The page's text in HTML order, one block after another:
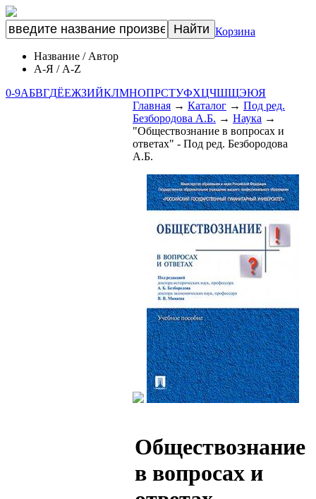
Корзина
Название / Автор
А-Я / A-Z
0-9АБВГДЁЕЖЗИЙКЛМНОПРСТУФХЦЧШЩЭЮЯ
Главная → Каталог → Под ред.
Безбородова А.Б. → Наука →
"Обществознание в вопросах и
ответах" - Под ред. Безбородова
А.Б.
Обществознание
в вопросах и